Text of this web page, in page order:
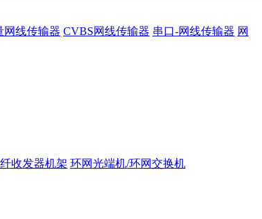
网线传输器 CVBS网线传输器 串口-网线传输器 网
收发器机架 环网光端机/环网交换机